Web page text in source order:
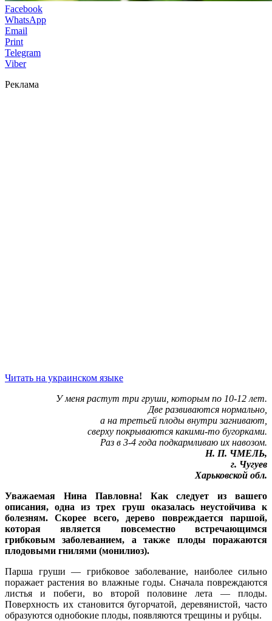
Facebook
WhatsApp
Email
Print
Telegram
Viber
Реклама
Читать на украинском языке
У меня растут три груши, которым по 10-12 лет.
Две развиваются нормально,
а на третьей плоды внутри загнивают,
сверху покрываются какими-то бугорками.
Раз в 3-4 года подкармливаю их навозом.
Н. П. ЧМЕЛЬ,
г. Чугуев
Харьковской обл.
Уважаемая Нина Павловна! Как следует из вашего
описания, одна из трех груш оказалась неустойчива к
болезням. Скорее всего, дерево повреждается паршой,
которая является повсеместно встречающимся
грибковым заболеванием, а также плоды поражаются
плодовыми гнилями (монилиоз).
Парша груши — грибковое заболевание, наиболее сильно
поражает растения во влажные годы. Сначала повреждаются
листья и побеги, во второй половине лета — плоды.
Поверхность их становится бугорчатой, деревянистой, часто
образуются однобокие плоды, появляются трещины и рубцы.